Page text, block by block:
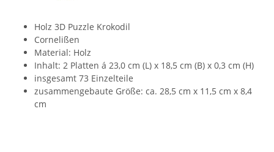
Holz 3D Puzzle Krokodil
Cornelißen
Material: Holz
Inhalt: 2 Platten á 23,0 cm (L) x 18,5 cm (B) x 0,3 cm (H)
insgesamt 73 Einzelteile
zusammengebaute Größe: ca. 28,5 cm x 11,5 cm x 8,4
cm